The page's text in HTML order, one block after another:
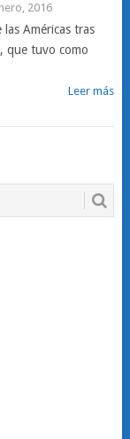
2016
Américas tras
que tuvo como
Leer más